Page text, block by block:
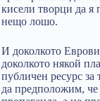
кисели творци да я
нещо лошо.
И доколкото
доколкото някой
публичен ресурс
да предположим, че